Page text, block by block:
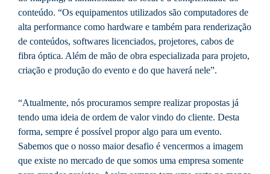
conteúdo. “Os equipamentos utilizados são computadores de
alta performance como hardware e também para renderização
de conteúdos, softwares licenciados, projetores, cabos de
fibra óptica. Além de mão de obra especializada para projeto,
criação e produção do evento e do que haverá nele”.
“Atualmente, nós procuramos sempre realizar propostas já
tendo uma ideia de ordem de valor vindo do cliente. Desta
forma, sempre é possível propor algo para um evento.
Sabemos que o nosso maior desafio é vencermos a imagem
que existe no mercado de que somos uma empresa somente